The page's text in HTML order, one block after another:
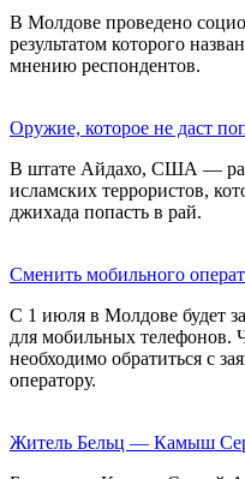
В Молдове проведено
результатом которого
мнению респондентов.
Оружие, которое не даст
В штате Айдахо, США —
исламских террористов,
джихада попасть в рай.
Сменить мобильного
C 1 июля в Молдове будет
для мобильных телефонов.
необходимо обратиться с
оператору.
Житель Бельц — Камыш